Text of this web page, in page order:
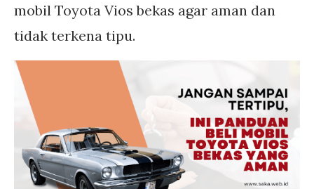
mobil Toyota Vios bekas agar aman dan
tidak terkena tipu.